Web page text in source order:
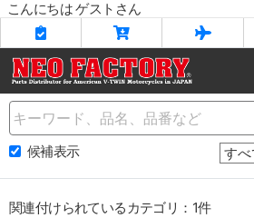
こんにちは ゲストさん
Name
候補表示
関連付けられているカテゴリ：1件